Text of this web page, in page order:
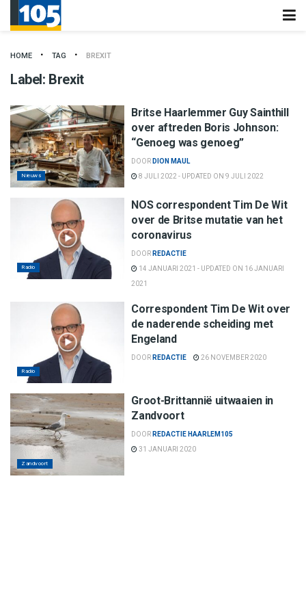
HOME TAG BREXIT
Label: Brexit
Nieuws
Britse Haarlemmer Guy Sainthill
over aftreden Boris Johnson:
“Genoeg was genoeg”
DOOR DION MAUL
8 JULI 2022 - UPDATED ON 9 JULI 2022
Radio
NOS correspondent Tim De Wit
over de Britse mutatie van het
coronavirus
DOOR REDACTIE
14 JANUARI 2021 - UPDATED ON 16 JANUARI
2021
Radio
Correspondent Tim De Wit over
de naderende scheiding met
Engeland
DOOR REDACTIE 26 NOVEMBER 2020
Zandvoort
Groot-Brittannië uitwaaien in
Zandvoort
DOOR REDACTIE HAARLEM105
31 JANUARI 2020